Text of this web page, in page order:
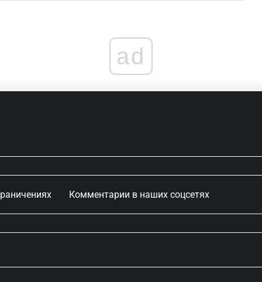
ad
Комментарии в наших соцсетях